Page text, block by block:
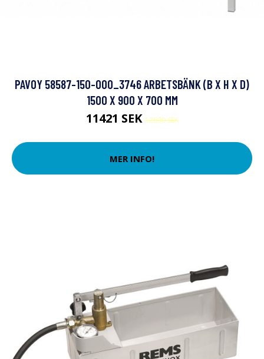
PAVOY 58587-150-000_3746 ARBETSBÄNK (B X H X D)
1500 X 900 X 700 MM
11421 SEK12690 SEK
MER INFO!